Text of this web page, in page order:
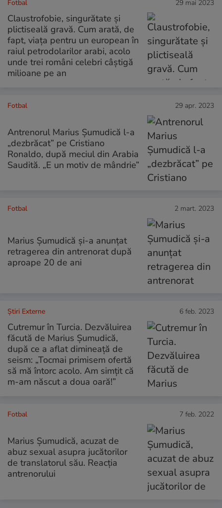
Fotbal 29 mai 2023
Claustrofobie, singurătate și
plictiseală gravă. Cum arată, de
fapt, viața pentru un european în
raiul petrodolarilor arabi, acolo
unde trei români celebri câștigă
milioane pe an
Fotbal 29 apr. 2023
Antrenorul Marius Șumudică l-a
„dezbrăcat” pe Cristiano
Ronaldo, după meciul din Arabia
Saudită. „E un motiv de mândrie”
Fotbal 2 mart. 2023
Marius Șumudică și-a anunțat
retragerea din antrenorat după
aproape 20 de ani
Știri Externe 6 feb. 2023
Cutremur în Turcia. Dezvăluirea
făcută de Marius Șumudică,
după ce a aflat dimineață de
seism: „Tocmai primisem ofertă
să mă întorc acolo. Am simțit că
m-am născut a doua oară!”
Fotbal 7 feb. 2022
Marius Șumudică, acuzat de
abuz sexual asupra jucătorilor
de translatorul său. Reacția
antrenorului